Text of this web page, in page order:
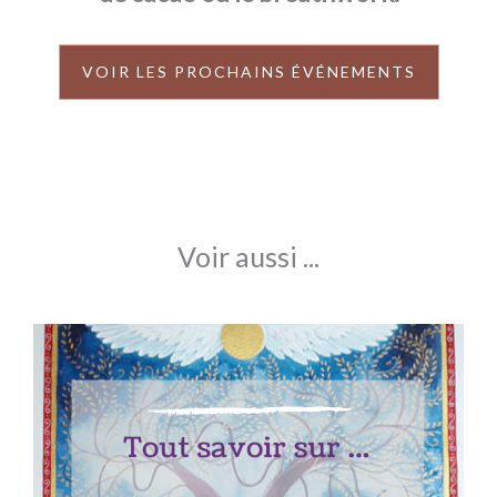
VOIR LES PROCHAINS ÉVÉNEMENTS
Voir aussi ...